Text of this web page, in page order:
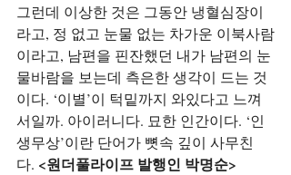
그런데 이상한 것은 그동안 냉혈심장이
라고, 정 없고 눈물 없는 차가운 이북사람
이라고, 남편을 핀잔했던 내가 남편의 눈
물바람을 보는데 측은한 생각이 드는 것
이다. ‘이별’이 턱밑까지 와있다고 느껴
서일까. 아이러니다. 묘한 인간이다. ‘인
생무상’이란 단어가 뼛속 깊이 사무친
다. <원더풀라이프 발행인 박명순>